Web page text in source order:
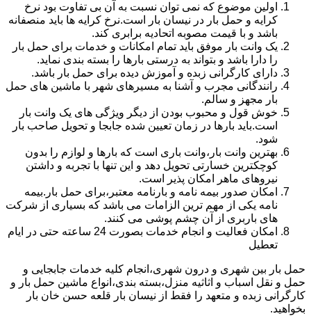
اولین موضوع که نمی توان نسبت به آن بی تفاوت بود نرخ
کرایه و حمل بار در نیسان بار است.نرخ کرایه ها باید منصفانه
باشد و با قیمت مصوبه اتحادیه برابری کند.
یک وانت بار موفق باید تمام امکانات و خدمات برای حمل بار
را دارا باشد و بتواند به درستی بارها را بسته بندی نماید.
دارای کارگرانی زبده و آموزش دیده برای حمل بار باشد.
رانندگانی مجرب و آشنا به مسیرهای شهر با ماشین های حمل
بار مجهز و سالم.
خوش قول و محبوب بودن از دیگر ویژگی های یک وانت بار
است.باید بارها در زمان تعیین شده جابجا و تحویل صاحب بار
شود.
بهترین وانت بار،وانت باری است که بارها و لوازم را بدون
کوچکترین خسارتی تحویل دهد و این تنها با تجربه و داشتن
نیروهای ماهر امکان پذیر است.
امکان صدور بیمه نامه و بارنامه معتبر،برای حمل بار.بیمه
نامه یکی از مهم ترین الزامات می باشد که بسیاری از شرکت
های باربری از آن چشم پوشی می کنند.
امکان فعالیت و انجام خدمات بصورت 24 ساعته حتی در ایام
تعطیل
حمل بار بین شهری و درون شهری،انجام کلیه خدمات جابجایی و
حمل و نقل اسباب و اثاثیه منزل،بسته بندی،انواع ماشین حمل بار و
کارگرانی زبده و متعهد را فقط از نیسان بار قلعه حسن خان بار
بخواهید.